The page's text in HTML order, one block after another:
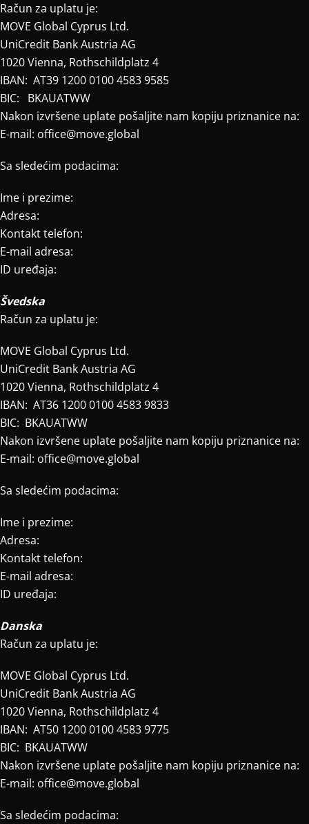
Račun za uplatu je:
MOVE Global Cyprus Ltd.
UniCredit Bank Austria AG
1020 Vienna, Rothschildplatz 4
IBAN: AT39 1200 0100 4583 9585
BIC: BKAUATWW
Nakon izvršene uplate pošaljite nam kopiju priznanice na:
E-mail: office@move.global
Sa sledećim podacima:
Ime i prezime:
Adresa:
Kontakt telefon:
E-mail adresa:
ID uređaja:
Švedska
Račun za uplatu je:
MOVE Global Cyprus Ltd.
UniCredit Bank Austria AG
1020 Vienna, Rothschildplatz 4
IBAN: AT36 1200 0100 4583 9833
BIC: BKAUATWW
Nakon izvršene uplate pošaljite nam kopiju priznanice na:
E-mail: office@move.global
Sa sledećim podacima:
Ime i prezime:
Adresa:
Kontakt telefon:
E-mail adresa:
ID uređaja:
Danska
Račun za uplatu je:
MOVE Global Cyprus Ltd.
UniCredit Bank Austria AG
1020 Vienna, Rothschildplatz 4
IBAN: AT50 1200 0100 4583 9775
BIC: BKAUATWW
Nakon izvršene uplate pošaljite nam kopiju priznanice na:
E-mail: office@move.global
Sa sledećim podacima: